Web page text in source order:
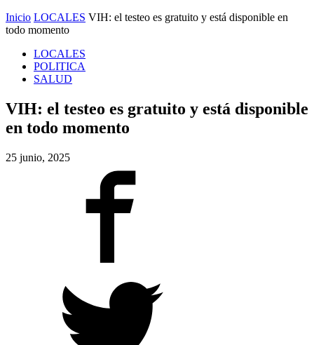
Inicio LOCALES VIH: el testeo es gratuito y está disponible en
todo momento
LOCALES
POLITICA
SALUD
VIH: el testeo es gratuito y está disponible
en todo momento
25 junio, 2025